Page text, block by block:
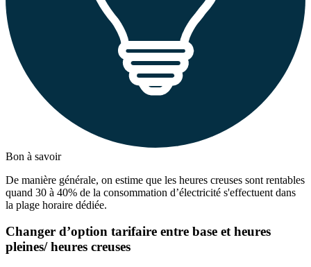
Bon à savoir
De manière générale, on estime que les heures creuses sont rentables
quand 30 à 40% de la consommation d’électricité s'effectuent dans
la plage horaire dédiée.
Changer d’option tarifaire entre base et heures
pleines/ heures creuses